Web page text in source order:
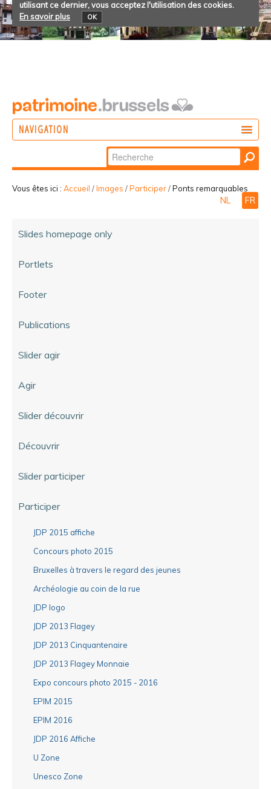
utilisant ce dernier, vous acceptez l'utilisation des cookies.
En savoir plus
OK
NAVIGATION
Chercher par
Recherche
avancée…
Vous êtes ici : Accueil /Images /Participer/Ponts remarquables
NL FR
Slides homepage only
Portlets
Footer
Publications
Slider agir
Agir
Slider découvrir
Découvrir
Slider participer
Participer
JDP 2015 affiche
Concours photo 2015
Bruxelles à travers le regard des jeunes
Archéologie au coin de la rue
JDP logo
JDP 2013 Flagey
JDP 2013 Cinquantenaire
JDP 2013 Flagey Monnaie
Expo concours photo 2015 - 2016
EPIM 2015
EPIM 2016
JDP 2016 Affiche
U Zone
Unesco Zone